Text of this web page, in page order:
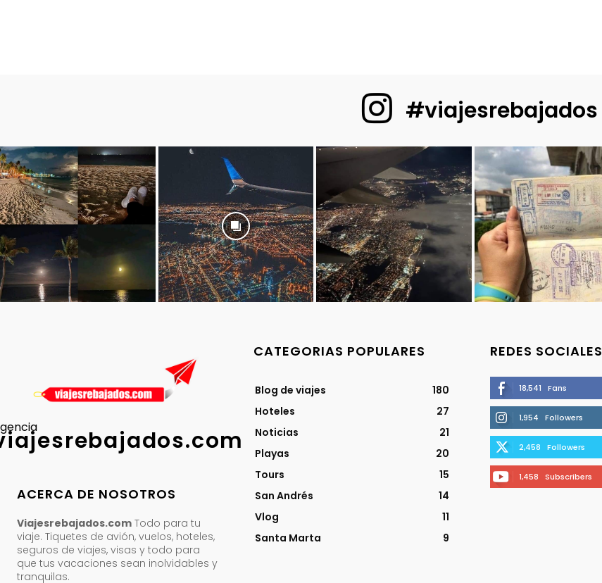
#viajesrebajados
ACERCA DE NOSOTROS
Viajesrebajados.com Todo para tu
viaje. Tiquetes de avión, vuelos, hoteles,
seguros de viajes, visas y todo para
que tus vacaciones sean inolvidables y
tranquilas.
CATEGORIAS POPULARES
Blog de viajes
180
Hoteles
27
Noticias
21
Playas
20
Tours
15
San Andrés
14
Vlog
11
Santa Marta
9
REDES SOCIALES
18,541 Fans
1,954 Followers
2,458 Followers
1,458 Subscribers